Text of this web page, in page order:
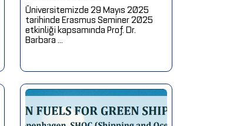
Üniversitemizde 29 Mayıs 2025
tarihinde Erasmus Seminer 2025
etkinliği kapsamında Prof. Dr.
Barbara ...